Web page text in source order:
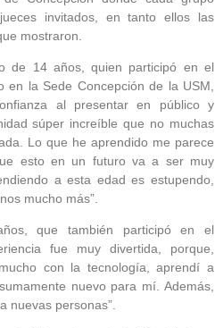
invitados, en tanto ellos las
mostraron.
de 14 años, quien participó en el
en la Sede Concepción de la USM,
al presentar en público y
súper increíble que no muchas
Lo que he aprendido me parece
esto en un futuro va a ser muy
a esta edad es estupendo,
mucho más”.
que también participó en el
fue muy divertida, porque,
con la tecnología, aprendí a
nuevo para mí. Además,
nuevas personas”.